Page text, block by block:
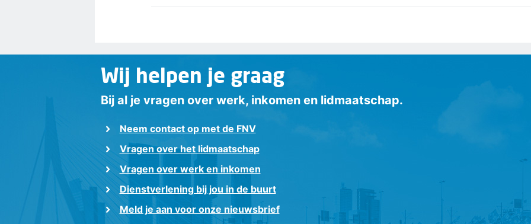
Wij helpen je graag
Bij al je vragen over werk, inkomen en lidmaatschap.
Neem contact op met de FNV
Vragen over het lidmaatschap
Vragen over werk en inkomen
Dienstverlening bij jou in de buurt
Meld je aan voor onze nieuwsbrief